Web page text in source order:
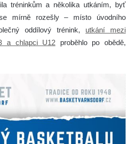
tréninkům a několika utkáním, byť
mírně rozešly – místo úvodního
oddílový trénink, utkání mezi
a chlapci U12 proběhlo po obědě,